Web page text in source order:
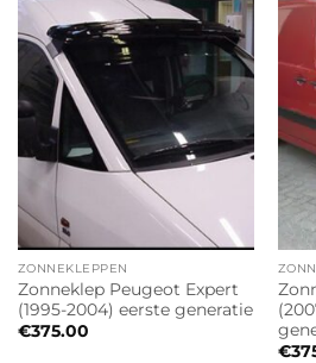
ZONNEKLEPPEN
Zonneklep Peugeot Expert
(1995-2004) eerste generatie
€375.00
€